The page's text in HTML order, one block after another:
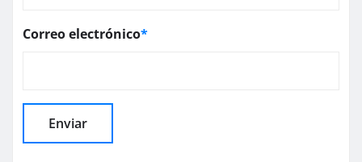
Correo electrónico*